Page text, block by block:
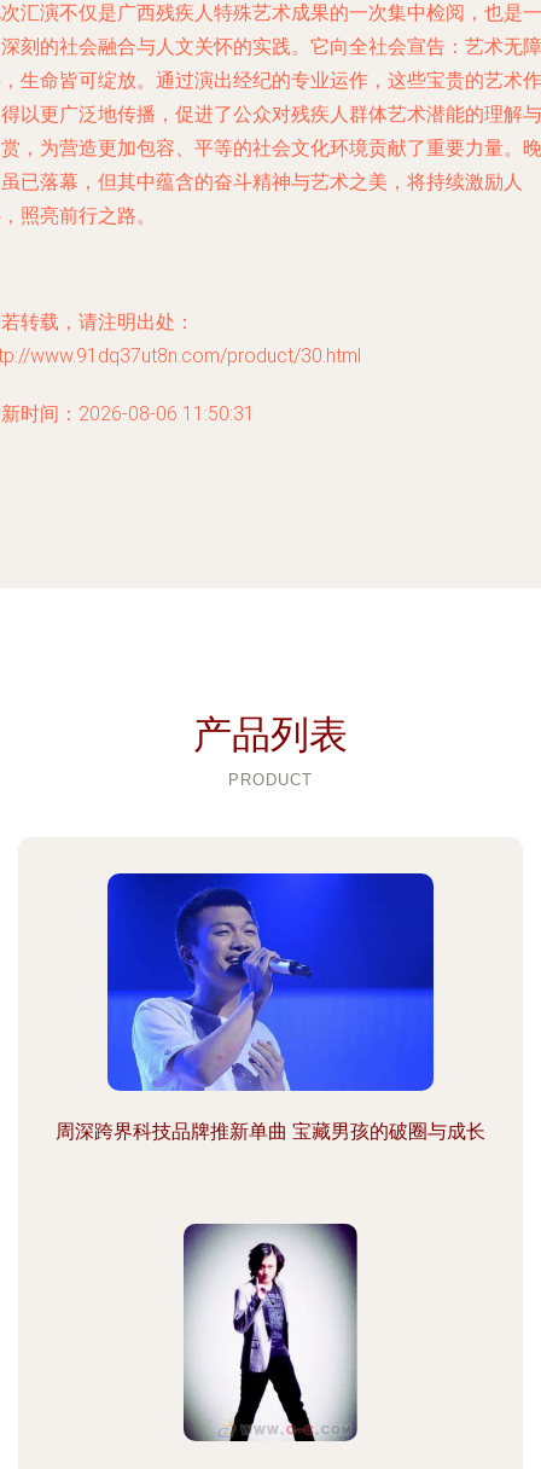
汇演不仅是广西残疾人特殊艺术成果的一次集中检阅，也是一
刻的社会融合与人文关怀的实践。它向全社会宣告：艺术无障
生命皆可绽放。通过演出经纪的专业运作，这些宝贵的艺术作
以更广泛地传播，促进了公众对残疾人群体艺术潜能的理解与
，为营造更加包容、平等的社会文化环境贡献了重要力量。晚
已落幕，但其中蕴含的奋斗精神与艺术之美，将持续激励人
照亮前行之路。
转载，请注明出处：
www.91dq37ut8n.com/product/30.html
时间：2026-08-06 11:50:31
产品列表
PRODUCT
周深跨界科技品牌推新单曲 宝藏男孩的破圈与成长